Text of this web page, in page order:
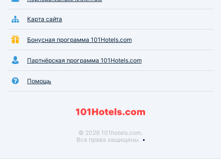
Карта сайта
Бонусная программа 101Hotels.com
Партнёрская программа 101Hotels.com
Помощь
© 2026 101hotels.com.
Все права защищены.